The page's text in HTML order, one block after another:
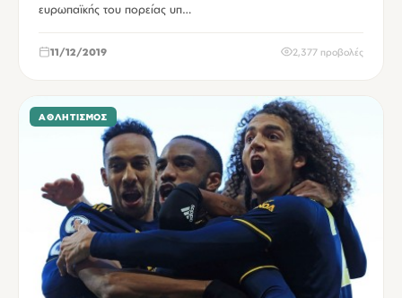
ευρωπαϊκής του πορείας υπ…
11/12/2019 2,377 προβολές
ΑΘΛΗΤΙΣΜΌΣ